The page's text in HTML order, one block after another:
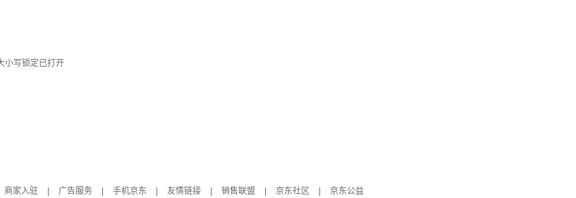
小写锁定已打开
商家入驻 广告服务 手机京东 友情链接 销售联盟 京东社区
京东公益